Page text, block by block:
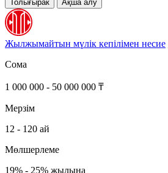
Толығырак Ақша алу
Жылжымайтын мүлік кепілімен несие
Сома
1 000 000 - 50 000 000 ₸
Мерзім
12 - 120 ай
Мөлшерлеме
19% - 25% жылына